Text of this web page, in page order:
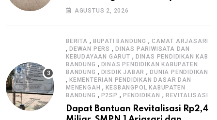
Pengawasan K3
AGUSTUS 2, 2026
BERITA , BUPATI BANDUNG ,CAMAT ARJASARI
, DEWAN PERS , DINAS PARIWISATA DAN
KEBUDAYAAN GARUT , DINAS PENDIDIKAN KAB
BANDUNG , DINAS PENDIDIKAN KABUPATEN
BANDUNG , DISDIK JABAR ,DUNIA PENDIDIKAN
, KEMENTERIAN PENDIDIKAN DASAR DAN
MENENGAH ,KESBANGPOL KABUPATEN
BANDUNG , P2SP , PENDIDIKAN , REVITALISASI
Dapat Bantuan Revitalisasi Rp2,4